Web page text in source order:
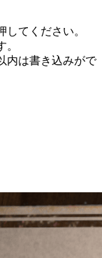
てください。
内は書き込みがで